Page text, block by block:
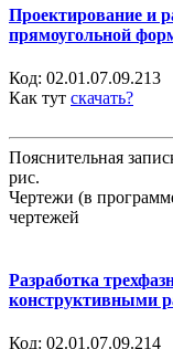
Проектирование и
прямоугольной
Код: 02.01.07.09.213
Как тут скачать?
Пояснительная
рис.
Чертежи (в
чертежей
Разработка
конструктивными
Код: 02.01.07.09.214